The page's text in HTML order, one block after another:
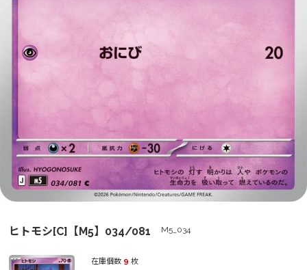
ヒトモシ[C]【M5】034/081 M5_034
在庫個数 9 枚